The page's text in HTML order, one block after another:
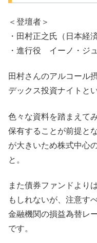
＜登壇者＞
・田村正之氏（日本経
・進行役 イーノ・ジ
田村さんのアルコール
デックス投資ナイトと
色々な資料を踏まえて
保有することが前提と
が大きいため株式中心
と。
また債券ファンドより
もしれないが、注意す
金融機関の損益為替レ
です。